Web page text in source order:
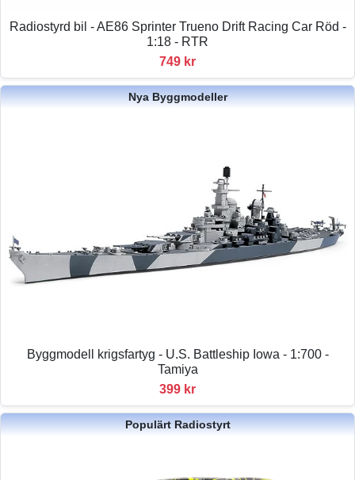
Radiostyrd bil - AE86 Sprinter Trueno Drift Racing Car Röd -
1:18 - RTR
749 kr
Nya Byggmodeller
Byggmodell krigsfartyg - U.S. Battleship Iowa - 1:700 -
Tamiya
399 kr
Populärt Radiostyrt